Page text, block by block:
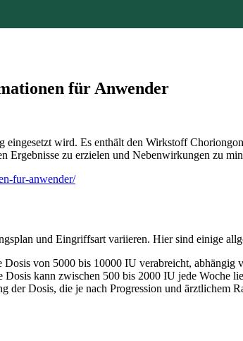
für Anwender
wird. Es enthält den Wirkstoff
Ergebnisse zu erzielen und Nebenwirkungen zu
fur-anwender/
und Eingriffsart variieren. Hier sind einige
Dosis von 5000 bis 10000 IU verabreicht,
Dosis kann zwischen 500 bis 2000 IU jede Woche
der Dosis, die je nach Progression und ärztlichem